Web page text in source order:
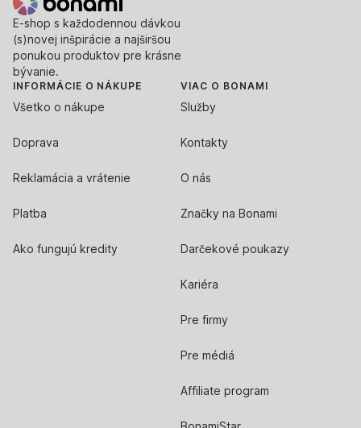
E-shop s každodennou dávkou
(s)novej inšpirácie a najširšou
ponukou produktov pre krásne
bývanie.
INFORMÁCIE O NÁKUPE
Všetko o nákupe
Doprava
Reklamácia a vrátenie
Platba
Ako fungujú kredity
VIAC O BONAMI
Služby
Kontakty
O nás
Značky na Bonami
Darčekové poukazy
Kariéra
Pre firmy
Pre médiá
Affiliate program